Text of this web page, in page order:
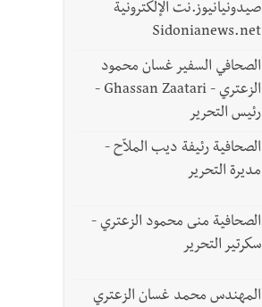
صيدونيانيوز.نت الإلكترونية
Sidonianews.net
الصحافي السفير غسان محمود
الزعتري - Ghassan Zaatari -
رئيس التحرير
الصحافية رئيفة ديب الملاّح -
مديرة التحرير
الصحافية منى محمود الزعتري -
سكرتير التحرير
المهندس محمد غسان الزعتري